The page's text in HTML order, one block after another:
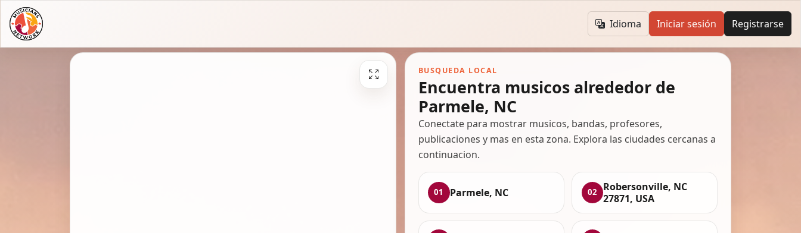
Idioma Iniciar sesión Registrarse
BUSQUEDA LOCAL
Encuentra musicos alrededor de
Parmele, NC
Conectate para mostrar musicos, bandas, profesores,
publicaciones y mas en esta zona. Explora las ciudades cercanas a
continuacion.
01 Parmele, NC 02
Robersonville, NC
27871, USA